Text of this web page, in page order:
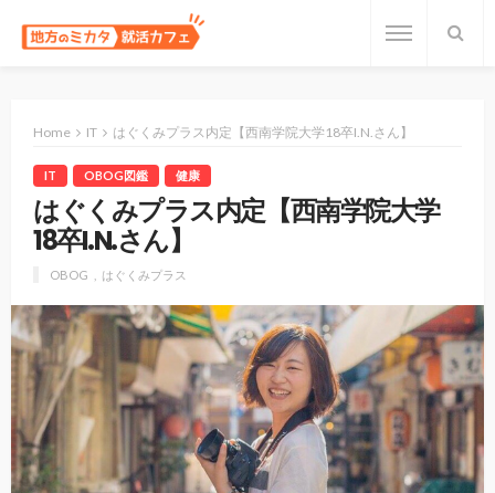
Home IT はぐくみプラス内定【西南学院大学18卒I.N.さん】
IT OBOG図鑑 健康
はぐくみプラス内定【西南学院大学
18卒I.N.さん】
OBOG はぐくみプラス